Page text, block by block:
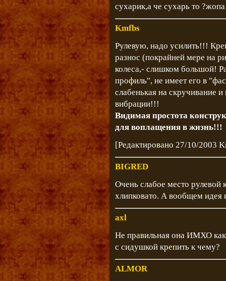
сухарик,а че сухарь то
Kmfbs
Рулевую, надо усилить!!!
разнос (покрайней мере на
колеса,- слишком большой!
профиль", не имеет его в
слабенькая на скручивание
вибрации!!!
Видимая простота
для воплащения в жизнь!!!
[Редактировано 27/10/2003
BIGRED
Очень слабое место рулевой
хлипковато. А вообщем идея
axl
Не правильная она ИМХО
с сидушкой крепить к чему?
ALMOR